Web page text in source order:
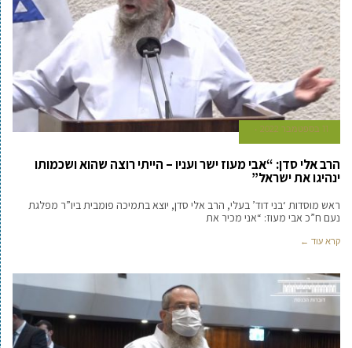
11 בספטמבר 2022
הרב אלי סדן: “אבי מעוז ישר ועניו – הייתי רוצה שהוא ושכמותו
ינהיגו את ישראל”
ראש מוסדות ‘בני דוד’ בעלי, הרב אלי סדן, יוצא בתמיכה פומבית ביו”ר מפלגת
נעם ח”כ אבי מעוז: “אני מכיר את
קרא עוד ←